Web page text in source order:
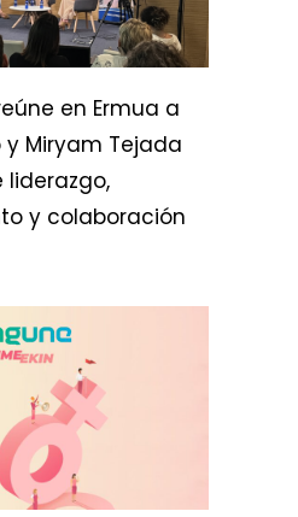
en Ermua a
y Miryam Tejada
liderazgo,
y colaboración